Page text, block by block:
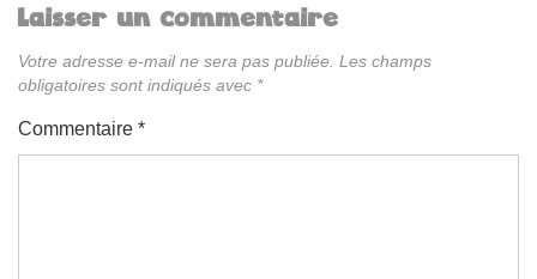
Laisser un commentaire
Votre adresse e-mail ne sera pas publiée. Les champs
obligatoires sont indiqués avec *
Commentaire *